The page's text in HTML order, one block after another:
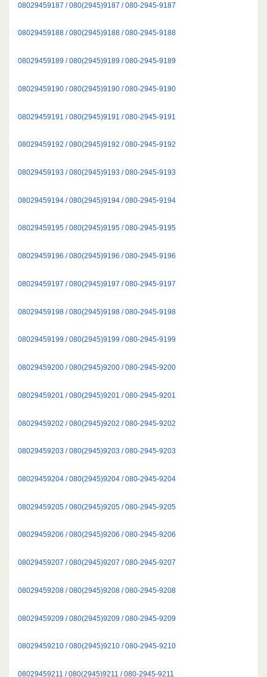
08029459187 / 080(2945)9187 / 080-2945-9187
08029459188 / 080(2945)9188 / 080-2945-9188
08029459189 / 080(2945)9189 / 080-2945-9189
08029459190 / 080(2945)9190 / 080-2945-9190
08029459191 / 080(2945)9191 / 080-2945-9191
08029459192 / 080(2945)9192 / 080-2945-9192
08029459193 / 080(2945)9193 / 080-2945-9193
08029459194 / 080(2945)9194 / 080-2945-9194
08029459195 / 080(2945)9195 / 080-2945-9195
08029459196 / 080(2945)9196 / 080-2945-9196
08029459197 / 080(2945)9197 / 080-2945-9197
08029459198 / 080(2945)9198 / 080-2945-9198
08029459199 / 080(2945)9199 / 080-2945-9199
08029459200 / 080(2945)9200 / 080-2945-9200
08029459201 / 080(2945)9201 / 080-2945-9201
08029459202 / 080(2945)9202 / 080-2945-9202
08029459203 / 080(2945)9203 / 080-2945-9203
08029459204 / 080(2945)9204 / 080-2945-9204
08029459205 / 080(2945)9205 / 080-2945-9205
08029459206 / 080(2945)9206 / 080-2945-9206
08029459207 / 080(2945)9207 / 080-2945-9207
08029459208 / 080(2945)9208 / 080-2945-9208
08029459209 / 080(2945)9209 / 080-2945-9209
08029459210 / 080(2945)9210 / 080-2945-9210
08029459211 / 080(2945)9211 / 080-2945-9211